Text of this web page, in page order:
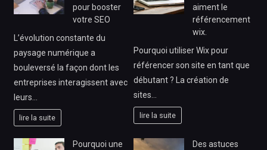
pour booster
votre SEO
L’évolution constante du
paysage numérique a
bouleversé la façon dont les
entreprises interagissent avec
leurs…
lire la suite
aiment le
référencement
wix.
Pourquoi utiliser Wix pour
référencer son site en tant que
débutant ? La création de
sites…
lire la suite
Pourquoi une
Des astuces